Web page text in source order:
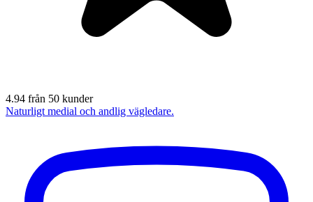
4.94 från 50 kunder
Naturligt medial och andlig vägledare.